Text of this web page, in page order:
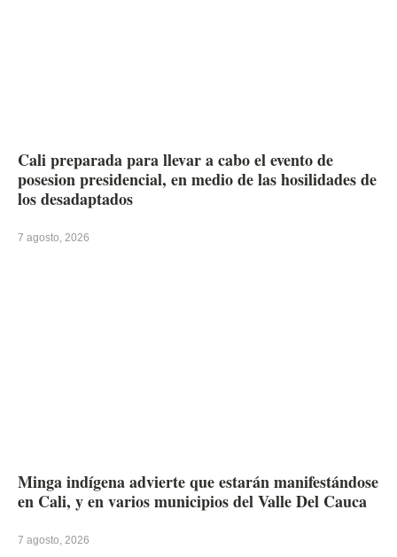
Cali preparada para llevar a cabo el evento de
posesion presidencial, en medio de las hosilidades de
los desadaptados
7 agosto, 2026
Minga indígena advierte que estarán manifestándose
en Cali, y en varios municipios del Valle Del Cauca
7 agosto, 2026